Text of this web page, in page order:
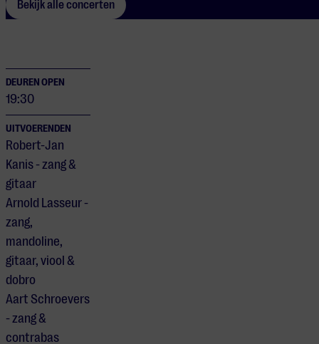
Bekijk alle concerten
DEUREN OPEN
19:30
UITVOERENDEN
Robert-Jan
Kanis - zang &
gitaar
Arnold Lasseur -
zang,
mandoline,
gitaar, viool &
dobro
Aart Schroevers
- zang &
contrabas